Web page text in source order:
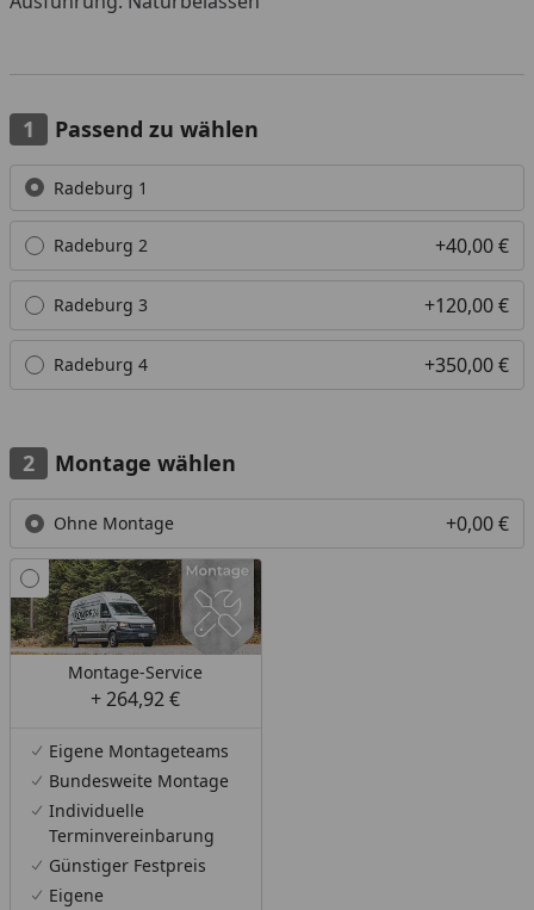
Passend zu wählen
Alle anzeigen (4)
Radeburg 1
Radeburg 2 +40,00 €
Radeburg 3 +120,00 €
Radeburg 4 +350,00 €
Montage wählen
Ohne Montage +0,00 €
Montage-Service
+ 264,92 €
Eigene Montageteams
Bundesweite Montage
Individuelle
Terminvereinbarung
Günstiger Festpreis
Eigene